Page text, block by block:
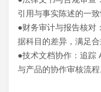
引用与事实陈述的一致
●财务审计与报告核对
据科目的差异，满足合
●技术文档协作：追踪
与产品的协作审核流程